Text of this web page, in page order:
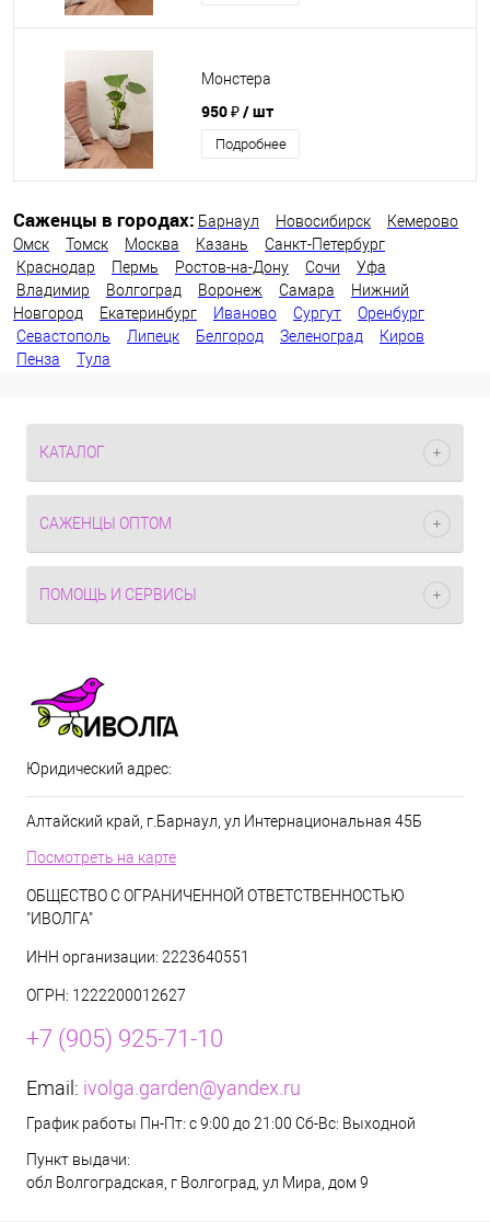
Монстера
950 ₽/ шт
Подробнее
Саженцы в городах: Барнаул Новосибирск
Кемерово
Омск
Томск Москва Казань
Санкт-Петербург
Краснодар
Пермь Ростов-на-Дону Сочи
Уфа
Владимир
Волгоград Воронеж Самара
Нижний
Новгород
Екатеринбург Иваново Сургут
Оренбург
Севастополь
Липецк Белгород Зеленоград
Киров
Пенза
Тула
КАТАЛОГ
САЖЕНЦЫ ОПТОМ
ПОМОЩЬ И СЕРВИСЫ
Юридический адрес:
Алтайский край, г.Барнаул, ул Интернациональная 45Б
Посмотреть на карте
ОБЩЕСТВО С ОГРАНИЧЕННОЙ ОТВЕТСТВЕННОСТЬЮ
"ИВОЛГА"
ИНН организации: 2223640551
ОГРН: 1222200012627
+7 (905) 925-71-10
Email: ivolga.garden@yandex.ru
График работы Пн-Пт: с 9:00 до 21:00 Сб-Вс: Выходной
Пункт выдачи:
обл Волгоградская, г Волгоград, ул Мира, дом 9